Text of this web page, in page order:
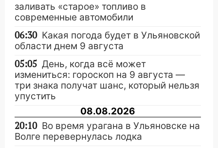
заливать «старое» топливо в
современные автомобили
06:30 Какая погода будет в Ульяновской
области днем 9 августа
05:05 День, когда всё может
измениться: гороскоп на 9 августа —
три знака получат шанс, который нельзя
упустить
08.08.2026
20:10 Во время урагана в Ульяновске на
Волге перевернулась лодка